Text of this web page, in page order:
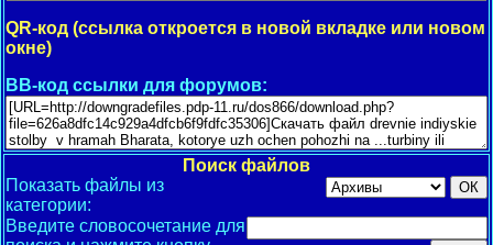
QR-код (ссылка откроется в новой вкладке или новом
окне)
BB-код ссылки для форумов:
Поиск файлов
Показать файлы из
категории:
Введите словосочетание для